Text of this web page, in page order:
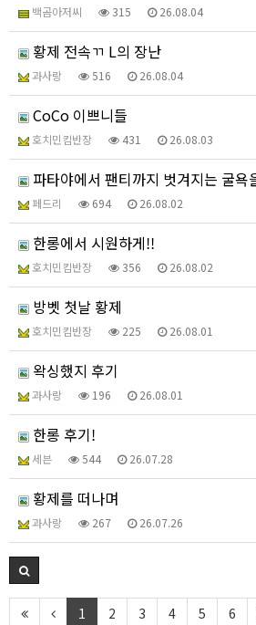
백곰아저씨 315 26.08.04
황제 전속ㄲ L의 장난
과사랑 516 26.08.04
CoCo 이쁘니들
호치민킴반장 431 26.08.03
파타야에서 팬티까지 벗겨지는 굴욕을 맛보다(살색사진없
페드리 694 26.08.02
한롱에서 시원하게!!
호치민킴반장 356 26.08.02
방벳 첫날 황제
호치민킴반장 225 26.08.01
왁싱했지 후기
과사랑 196 26.08.01
한롱 후기!
세븐 544 26.07.28
황제를 떠나며
과사랑 267 26.07.26
1 2 3 4 5 6